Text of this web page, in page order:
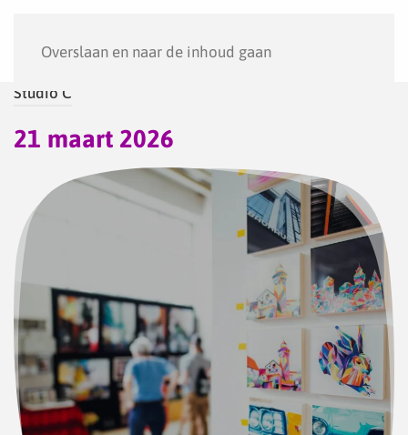
Overslaan en naar de inhoud gaan
Studio C
21 maart 2026